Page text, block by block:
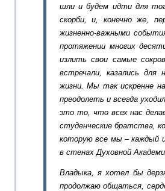
шли и будем идти для
скорби, и, конечно же,
жизненно-важными
протяжении многих
излить свои самые
встречали, казались
жизни. Мы так искренне
преодолеть и всегда
это то, что всех нас
студенческие братства,
которую все мы – каждый
в стенах Духовной
Владыка, я хотел бы
продолжаю общаться,